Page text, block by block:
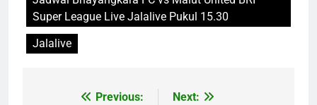
Super League Live Jalalive Pukul 15.30
Jalalive
Previous:
Next: